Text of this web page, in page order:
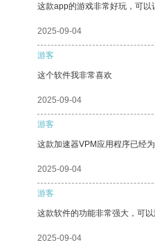
这款app的游戏非常好玩，可以
2025-09-04
游客
这个软件我非常喜欢
2025-09-04
游客
这款加速器VPM应用程序已经
2025-09-04
游客
这款软件的功能非常强大，可以
2025-09-04